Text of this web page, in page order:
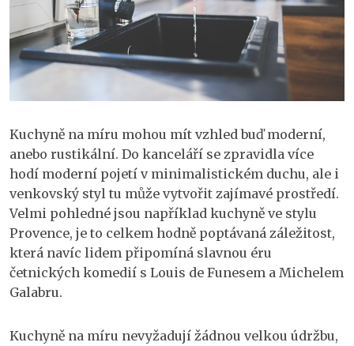
Kuchyně na míru mohou mít vzhled buď moderní,
anebo rustikální. Do kanceláří se zpravidla více
hodí moderní pojetí v minimalistickém duchu, ale i
venkovský styl tu může vytvořit zajímavé prostředí.
Velmi pohledné jsou například kuchyně ve stylu
Provence, je to celkem hodně poptávaná záležitost,
která navíc lidem připomíná slavnou éru
četnických komedií s Louis de Funesem a Michelem
Galabru.
Kuchyně na míru nevyžadují žádnou velkou údržbu,